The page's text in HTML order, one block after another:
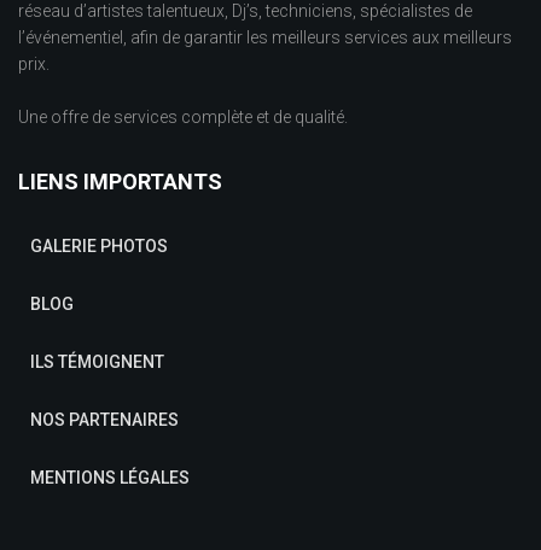
réseau d’artistes talentueux, Dj’s, techniciens, spécialistes de
l’événementiel, afin de garantir les meilleurs services aux meilleurs
prix.
Une offre de services complète et de qualité.
LIENS IMPORTANTS
GALERIE PHOTOS
BLOG
ILS TÉMOIGNENT
NOS PARTENAIRES
MENTIONS LÉGALES